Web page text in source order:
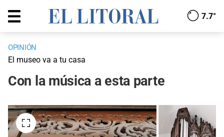
7.7°
OPINIÓN
El museo va a tu casa
Con la música a esta parte